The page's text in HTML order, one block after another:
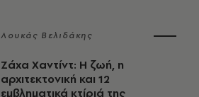
Λουκάς Βελιδάκης
Ζάχα Χαντίντ: Η ζωή, η
αρχιτεκτονική και 12
εμβληματικά κτίριά της